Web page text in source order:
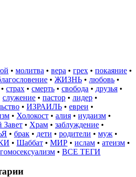
• молитва • вера • грех • покаяние •
• ЖИЗНЬ • любовь •
• страх • смерть • свобода • друзья •
служение • пастор • лидер •
• ИЗРАИЛЬ • евреи •
• Холокост • алия • иудаизм •
• Храм • заблуждение •
• брак • дети • родители • муж •
• Шаббат • МИР • ислам • атеизм •
гомосексуализм • ВСЕ ТЕГИ